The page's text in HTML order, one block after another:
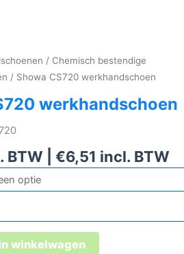
/ Chemisch bestendige
/ Showa CS720 werkhandschoen
werkhandschoen
BTW | €6,51 incl. BTW
winkelwagen